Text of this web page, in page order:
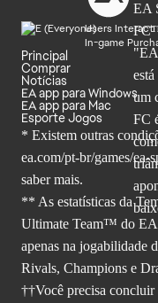
Users Interact
In-game
Principal
Comprar
Notícias
EA app para Windows
EA app para Mac
Esporte Jogos
* Existem outras
ea.com/pt-br/games/ea-
saber mais.
** As estatísticas da
Ultimate Team™ do EA
apenas na jogabilidade
Rivals, Champions e
††Você precisa concluir